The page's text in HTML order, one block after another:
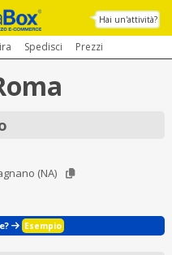
Hai un'attività?
Spedisci Prezzi
(NA)
Esempio